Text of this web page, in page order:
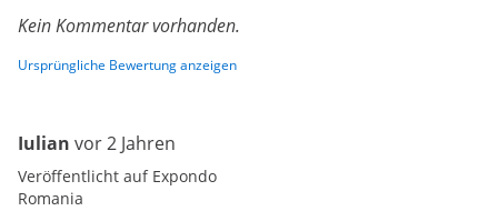
Kein Kommentar vorhanden.
Ursprüngliche Bewertung anzeigen
Iulian vor 2 Jahren
Veröffentlicht auf Expondo
Romania